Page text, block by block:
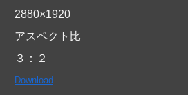
2880×1920
アスペクト比
３：２
Download